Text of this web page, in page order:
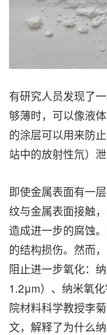
有研究人员发现了
够薄时，可以像液
的涂层可以用来防
站中的放射性氘）泄
即使金属表面有一
纹与金属表面接触
造成进一步的腐蚀
的结构损伤。然而
阻止进一步氧化：
1.2μm）、纳米氧
院材料科学教授李
文，解释了为什么